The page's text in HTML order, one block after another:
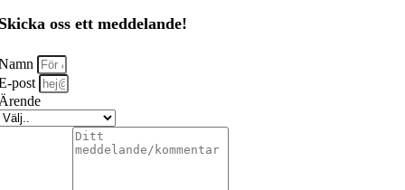
oss ett meddelande!
post